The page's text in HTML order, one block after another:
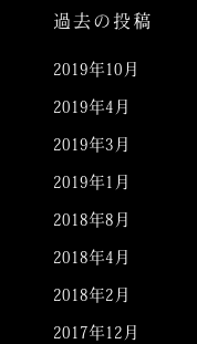
過去の投稿
2019年10月
2019年4月
2019年3月
2019年1月
2018年8月
2018年4月
2018年2月
2017年12月